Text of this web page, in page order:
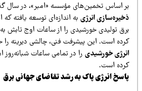
اساس تخمین‌های مؤسسه «امبر»، در سال
انرژی
تولیدی خورشیدی را از ساعات اوج تابش به
است. این پیشرفت فنی، چالشی دیرینه را حل
خورشیدیرا در تمامی ساعات شبانه‌روز
است.
انرژی پاک به رشد تقاضای جهانی برق